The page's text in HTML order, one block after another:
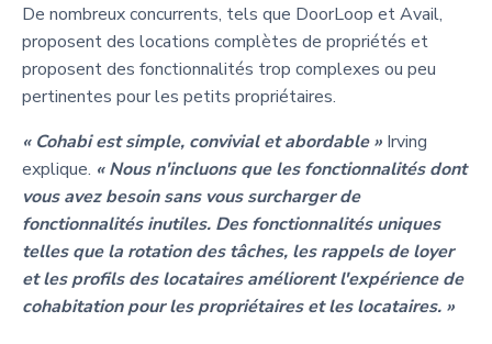
De nombreux concurrents, tels que DoorLoop et Avail,
proposent des locations complètes de propriétés et
proposent des fonctionnalités trop complexes ou peu
pertinentes pour les petits propriétaires.
« Cohabi est simple, convivial et abordable » Irving
explique. « Nous n'incluons que les fonctionnalités dont
vous avez besoin sans vous surcharger de
fonctionnalités inutiles. Des fonctionnalités uniques
telles que la rotation des tâches, les rappels de loyer
et les profils des locataires améliorent l'expérience de
cohabitation pour les propriétaires et les locataires. »